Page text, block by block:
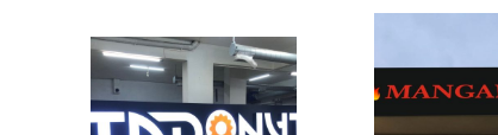
Previous
Next